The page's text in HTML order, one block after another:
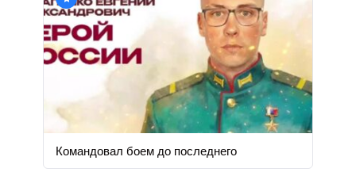
Командовал боем до последнего